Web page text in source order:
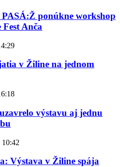
ponúkne workshop
Anča
v Žiline na jednom
výstavu aj jednu
10:42
Výstava v Žiline spája